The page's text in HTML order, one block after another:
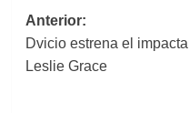
Navegación
de
Anterior:
Dvicio estrena el
Leslie Grace